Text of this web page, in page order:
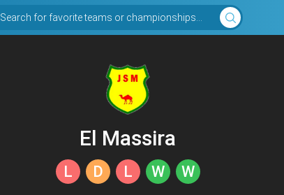
Search for favorite teams or championships...
El Massira
L D L W W